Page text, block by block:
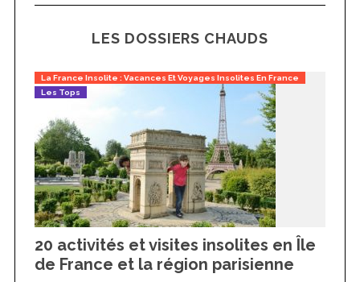
LES DOSSIERS CHAUDS
La France Insolite : Vacances Et Voyages Insolites En France
Les Tops
20 activités et visites insolites en Île
de France et la région parisienne